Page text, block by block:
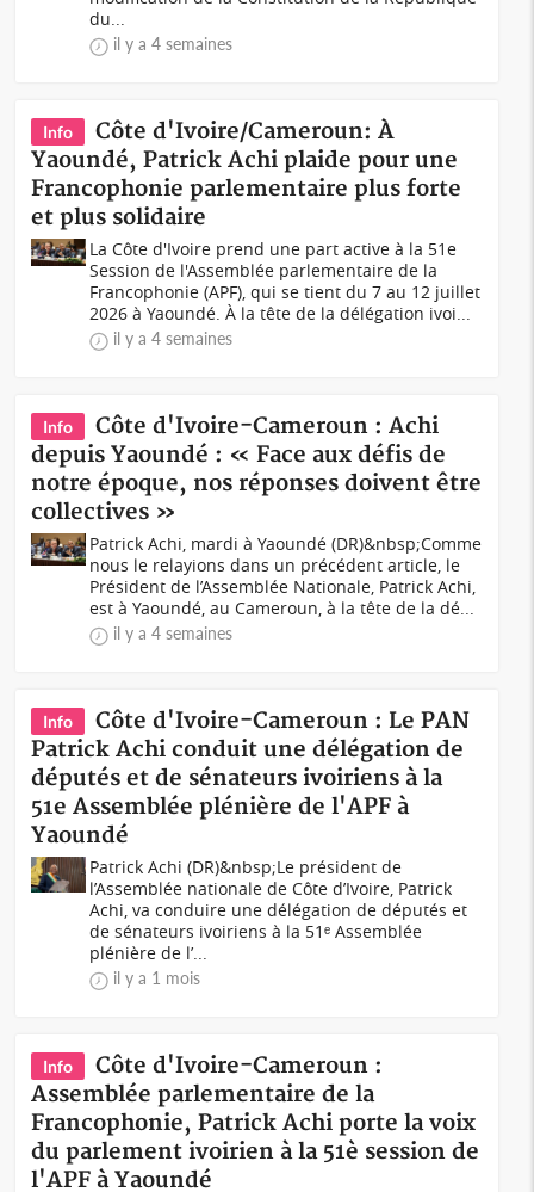
du...
il y a 4 semaines
Info
Côte d'Ivoire/Cameroun: À
Yaoundé, Patrick Achi plaide pour une
Francophonie parlementaire plus forte
et plus solidaire
La Côte d'Ivoire prend une part active à la 51e
Session de l'Assemblée parlementaire de la
Francophonie (APF), qui se tient du 7 au 12 juillet
2026 à Yaoundé. À la tête de la délégation ivoi...
il y a 4 semaines
Info
Côte d'Ivoire-Cameroun : Achi
depuis Yaoundé : « Face aux défis de
notre époque, nos réponses doivent être
collectives »
Patrick Achi, mardi à Yaoundé (DR)&nbsp;Comme
nous le relayions dans un précédent article, le
Président de l’Assemblée Nationale, Patrick Achi,
est à Yaoundé, au Cameroun, à la tête de la dé...
il y a 4 semaines
Info
Côte d'Ivoire-Cameroun : Le PAN
Patrick Achi conduit une délégation de
députés et de sénateurs ivoiriens à la
51e Assemblée plénière de l'APF à
Yaoundé
Patrick Achi (DR)&nbsp;Le président de
l’Assemblée nationale de Côte d’Ivoire, Patrick
Achi, va conduire une délégation de députés et
de sénateurs ivoiriens à la 51ᵉ Assemblée
plénière de l’...
il y a 1 mois
Info
Côte d'Ivoire-Cameroun :
Assemblée parlementaire de la
Francophonie, Patrick Achi porte la voix
du parlement ivoirien à la 51è session de
l'APF à Yaoundé